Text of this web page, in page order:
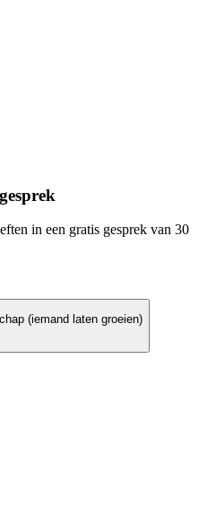
in een gratis gesprek van 30
(iemand laten groeien)